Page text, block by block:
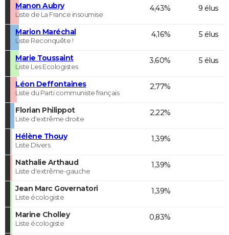
Manon Aubry
Liste de La France insoumise
4,43% 9 élus
Marion Maréchal
Liste Reconquête !
4,16% 5 élus
Marie Toussaint
Liste Les Ecologistes
3,60% 5 élus
Léon Deffontaines
Liste du Parti communiste français
2,77%
Florian Philippot
Liste d'extrême droite
2,22%
Hélène Thouy
Liste Divers
1,39%
Nathalie Arthaud
Liste d'extrême-gauche
1,39%
Jean Marc Governatori
Liste écologiste
1,39%
Marine Cholley
Liste écologiste
0,83%